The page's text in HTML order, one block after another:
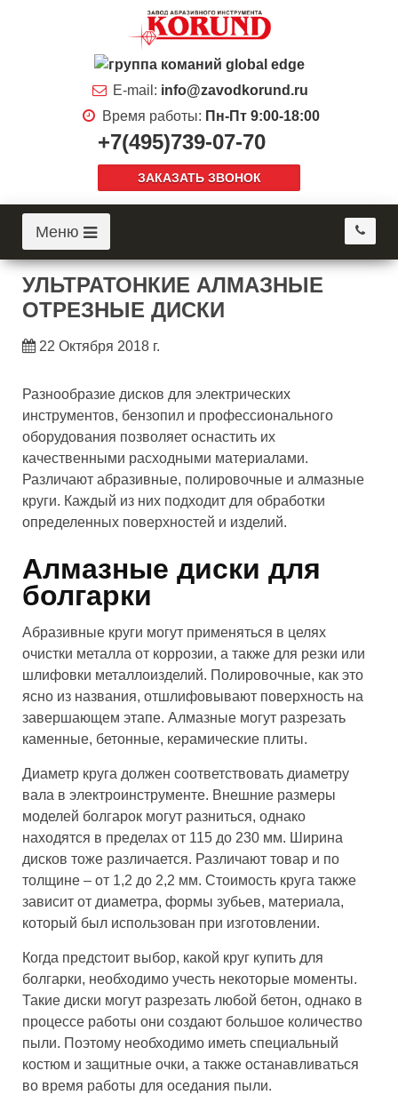
E-mail: info@zavodkorund.ru
Время работы: Пн-Пт 9:00-18:00
+7(495)739-07-70
ЗАКАЗАТЬ ЗВОНОК
Меню
УЛЬТРАТОНКИЕ АЛМАЗНЫЕ
ОТРЕЗНЫЕ ДИСКИ
22 Октября 2018 г.
Разнообразие дисков для электрических
инструментов, бензопил и профессионального
оборудования позволяет оснастить их
качественными расходными материалами.
Различают абразивные, полировочные и алмазные
круги. Каждый из них подходит для обработки
определенных поверхностей и изделий.
Алмазные диски для
болгарки
Абразивные круги могут применяться в целях
очистки металла от коррозии, а также для резки или
шлифовки металлоизделий. Полировочные, как это
ясно из названия, отшлифовывают поверхность на
завершающем этапе. Алмазные могут разрезать
каменные, бетонные, керамические плиты.
Диаметр круга должен соответствовать диаметру
вала в электроинструменте. Внешние размеры
моделей болгарок могут разниться, однако
находятся в пределах от 115 до 230 мм. Ширина
дисков тоже различается. Различают товар и по
толщине – от 1,2 до 2,2 мм. Стоимость круга также
зависит от диаметра, формы зубьев, материала,
который был использован при изготовлении.
Когда предстоит выбор, какой круг купить для
болгарки, необходимо учесть некоторые моменты.
Такие диски могут разрезать любой бетон, однако в
процессе работы они создают большое количество
пыли. Поэтому необходимо иметь специальный
костюм и защитные очки, а также останавливаться
во время работы для оседания пыли.